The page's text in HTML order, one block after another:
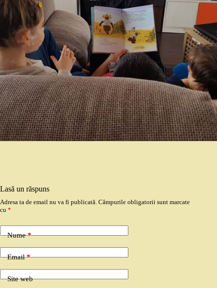
Lasă un răspuns
Adresa ta de email nu va fi publicată. Câmpurile obligatorii sunt marcate
cu *
Nume*
Email*
Site web